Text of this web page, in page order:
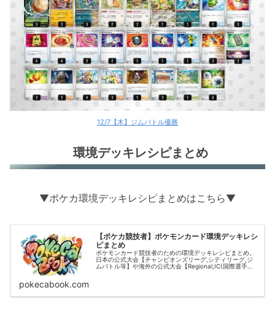
12/7【木】ジムバトル優勝
環境デッキレシピまとめ
▼ポケカ環境デッキレシピまとめはこちら▼
【ポケカ競技者】ポケモンカード環境デッキレシ
ピまとめ
ポケモンカード競技者のための環境デッキレシピまとめ。
日本の公式大会【チャンピオンズリーグ,シティリーグ,ジ
ムバトル等】や海外の公式大会【Regional,IC(国際選手
pokecabook.com